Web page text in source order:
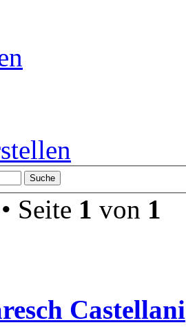
Seite 1 von 1
Castellani